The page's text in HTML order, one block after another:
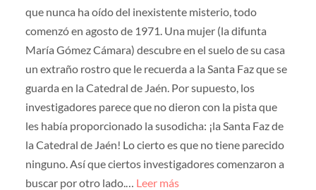
que nunca ha oído del inexistente misterio, todo
comenzó en agosto de 1971. Una mujer (la difunta
María Gómez Cámara) descubre en el suelo de su casa
un extraño rostro que le recuerda a la Santa Faz que se
guarda en la Catedral de Jaén. Por supuesto, los
investigadores parece que no dieron con la pista que
les había proporcionado la susodicha: ¡la Santa Faz de
la Catedral de Jaén! Lo cierto es que no tiene parecido
ninguno. Así que ciertos investigadores comenzaron a
buscar por otro lado.… Leer más